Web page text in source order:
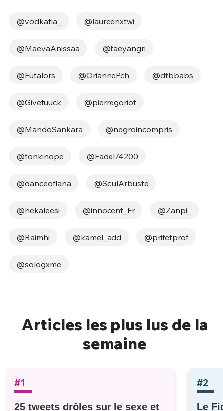
@vodkatia_ @laureenxtwi
@MaevaAnissaa @taeyangri
@Futalors @OriannePch @dtbbabs
@Givefuuck @pierregoriot
@MandoSankara @negroincompris
@tonkinope @Fadel74200
@danceoflana @SoulArbuste
@hekaleesi @innocent_Fr @Zanpi_
@Raimhi @kamel_add @prifetprof
@sologxme
Articles les plus lus de la
semaine
#1
25 tweets drôles sur le sexe et
#2
Le